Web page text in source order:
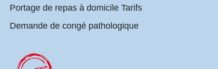
Portage de repas à domicile Tarifs
Demande de congé pathologique